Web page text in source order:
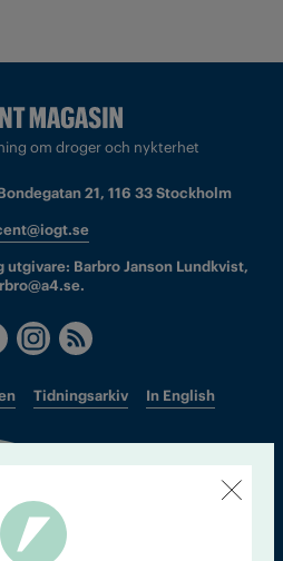
om droger och nykterhet
21, 116 33 Stockholm
Barbro Janson Lundkvist,
Tidningsarkiv In English